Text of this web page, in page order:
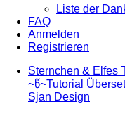
Liste der
FAQ
Anmelden
Registrieren
Sternchen & Elfes
~წ~Tutorial
Sjan Design